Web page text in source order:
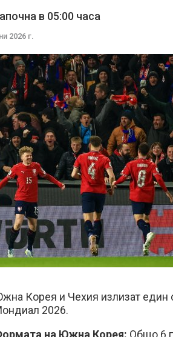
в 05:00 часа
2026 г.
Корея и Чехия излизат един
2026.
на Южна Корея: Общо 6